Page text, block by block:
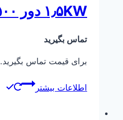
۱٫۵KW دور ۱۵۰۰
تماس بگیرید
برای قیمت تماس بگیرید.
اطلاعات بیشتر